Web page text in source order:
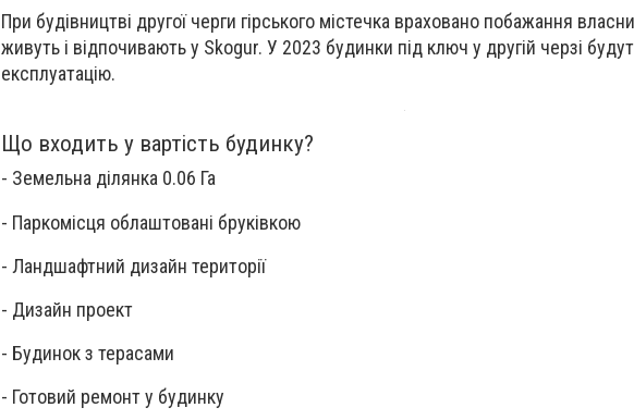
При будівництві другої черги гірського містечка враховано побажання
живуть і відпочивають у Skogur. У 2023 будинки під ключ у другій черзі
експлуатацію.
Що входить у вартість будинку?
- Земельна ділянка 0.06 Га
- Паркомісця облаштовані бруківкою
- Ландшафтний дизайн території
- Дизайн проект
- Будинок з терасами
- Готовий ремонт у будинку